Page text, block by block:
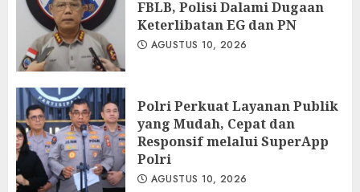
FBLB, Polisi Dalami Dugaan
Keterlibatan EG dan PN
AGUSTUS 10, 2026
Polri Perkuat Layanan Publik
yang Mudah, Cepat dan
Responsif melalui SuperApp
Polri
AGUSTUS 10, 2026